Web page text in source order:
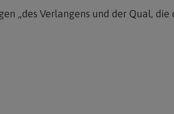
„des Verlangens und der Qual,